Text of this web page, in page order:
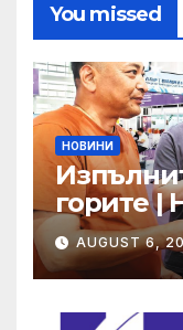
You missed
НОВИНИ
горите |
AUGUST 6,